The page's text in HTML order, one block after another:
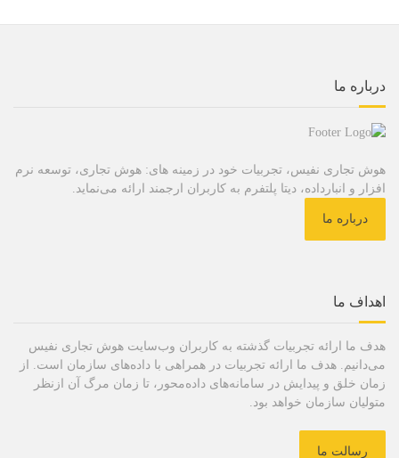
درباره ما
هوش تجاری نفیس، تجربیات خود در زمینه های: هوش تجاری، توسعه نرم
افزار و انبارداده، دیتا پلتفرم به کاربران ارجمند ارائه می‌نماید.
درباره ما
اهداف ما
هدف ما ارائه تجربیات گذشته به کاربران وب‌سایت هوش تجاری نفیس
می‌دانیم. هدف ما ارائه تجربیات در همراهی با داده‌های سازمان است. از
زمان خلق و پیدایش در سامانه‌های داده‌محور، تا زمان مرگ آن ازنظر
متولیان سازمان خواهد بود.
رسالت ما